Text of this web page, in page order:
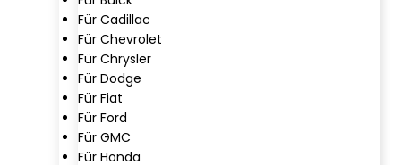
Für Cadillac
Für Chevrolet
Für Chrysler
Für Dodge
Für Fiat
Für Ford
Für GMC
Für Honda